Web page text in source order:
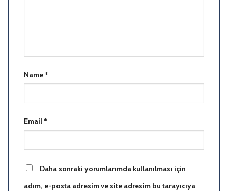
Name *
Email *
Daha sonraki yorumlarımda kullanılması için
adım, e-posta adresim ve site adresim bu tarayıcıya